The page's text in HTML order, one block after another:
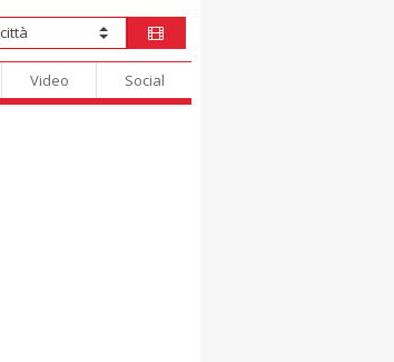
Video Social